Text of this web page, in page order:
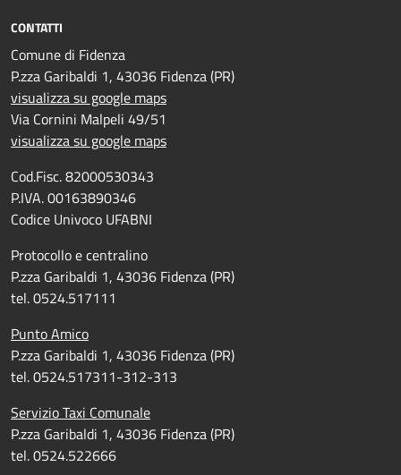
CONTATTI
Comune di Fidenza
P.zza Garibaldi 1, 43036 Fidenza (PR)
visualizza su google maps
Via Cornini Malpeli 49/51
visualizza su google maps
Cod.Fisc. 82000530343
P.IVA. 00163890346
Codice Univoco UFABNI
Protocollo e centralino
P.zza Garibaldi 1, 43036 Fidenza (PR)
tel. 0524.517111
Punto Amico
P.zza Garibaldi 1, 43036 Fidenza (PR)
tel. 0524.517311-312-313
Servizio Taxi Comunale
P.zza Garibaldi 1, 43036 Fidenza (PR)
tel. 0524.522666